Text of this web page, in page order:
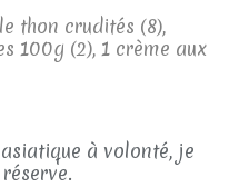
thon crudités (8),
100g (2), 1 crème aux
à volonté, je